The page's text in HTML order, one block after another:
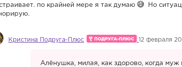
по крайней мере я так думаю
Но
Кристина Подруга-Плюс 12 февраля
Алёнушка, милая, как здорово, когда муж